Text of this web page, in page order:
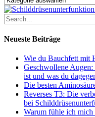
Neueste Beiträge
Wie du Bauchfett mit
Geschwollene
ist und was du
Die besten
Reverses T3: Die
bei
Warum fühle ich mich